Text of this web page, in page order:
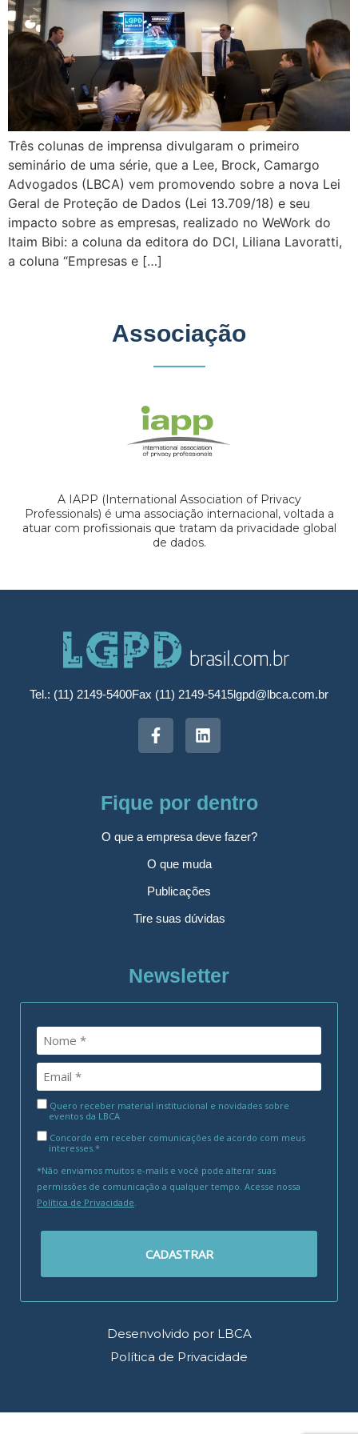
Três colunas de imprensa divulgaram o primeiro
seminário de uma série, que a Lee, Brock, Camargo
Advogados (LBCA) vem promovendo sobre a nova Lei
Geral de Proteção de Dados (Lei 13.709/18) e seu
impacto sobre as empresas, realizado no WeWork do
Itaim Bibi: a coluna da editora do DCI, Liliana Lavoratti,
a coluna “Empresas e […]
Associação
A IAPP (International Association of Privacy
Professionals) é uma associação internacional, voltada a
atuar com profissionais que tratam da privacidade global
de dados.
Tel.: (11) 2149-5400Fax (11) 2149-5415lgpd@lbca.com.br
Fique por dentro
O que a empresa deve fazer?
O que muda
Publicações
Tire suas dúvidas
Newsletter
Quero receber material institucional e novidades sobre
eventos da LBCA
Concordo em receber comunicações de acordo com meus
interesses.*
*Não enviamos muitos e-mails e você pode alterar suas
permissões de comunicação a qualquer tempo. Acesse nossa
Política de Privacidade.
CADASTRAR
Desenvolvido por LBCA
Política de Privacidade